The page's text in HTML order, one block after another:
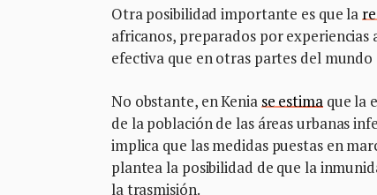
Otra posibilidad importante es que la
africanos, preparados por
efectiva que en otras partes del
No obstante, en Keniase estimaque la
de la población de las áreas urbanas
implica que las medidas puestas en
plantea la posibilidad de que la
la trasmisión.